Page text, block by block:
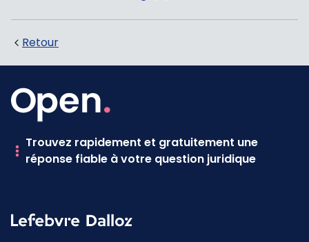
Retour
Trouvez rapidement et gratuitement une
réponse fiable à votre question juridique